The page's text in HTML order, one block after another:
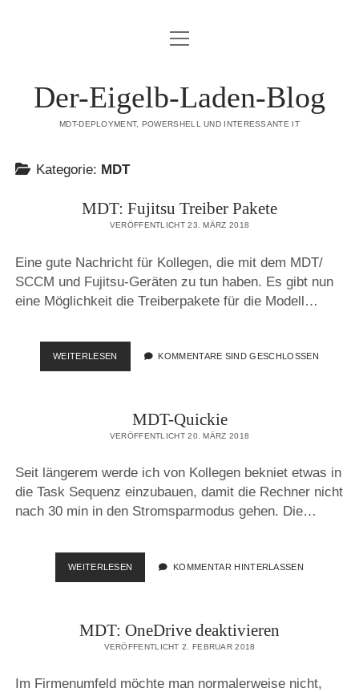
DATENSCHUTZERKLÄRUNG
Menü
öffnen
Der-Eigelb-Laden-Blog
MDT-DEPLOYMENT, POWERSHELL UND INTERESSANTE IT
Kategorie: MDT
MDT: Fujitsu Treiber Pakete
VERÖFFENTLICHT 23. MÄRZ 2018
Eine gute Nachricht für Kollegen, die mit dem MDT/
SCCM und Fujitsu-Geräten zu tun haben. Es gibt nun
eine Möglichkeit die Treiberpakete für die Modell…
WEITERLESEN
FUJITSU
KOMMENTARE SIND GESCHLOSSEN
MDT-Quickie
VERÖFFENTLICHT 20. MÄRZ 2018
Seit längerem werde ich von Kollegen bekniet etwas in
die Task Sequenz einzubauen, damit die Rechner nicht
nach 30 min in den Stromsparmodus gehen. Die…
WEITERLESEN
QUICKIE
KOMMENTAR HINTERLASSEN
MDT: OneDrive deaktivieren
VERÖFFENTLICHT 2. FEBRUAR 2018
Im Firmenumfeld möchte man normalerweise nicht,